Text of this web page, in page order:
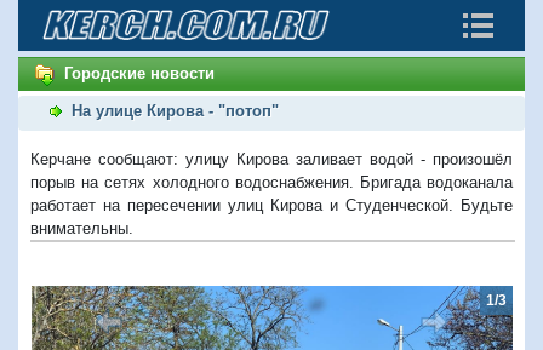
Городские новости
На улице Кирова - "потоп"
Керчане сообщают: улицу Кирова заливает водой - произошёл
порыв на сетях холодного водоснабжения. Бригада водоканала
работает на пересечении улиц Кирова и Студенческой. Будьте
внимательны.
1/3